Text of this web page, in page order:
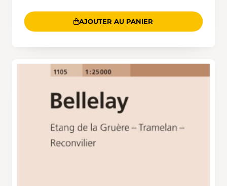
AJOUTER AU PANIER